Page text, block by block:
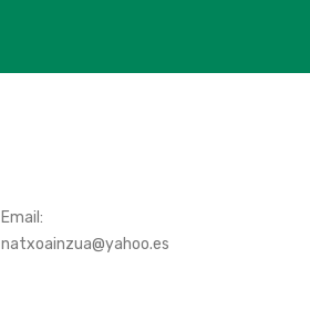
Email:
natxoainzua@yahoo.es